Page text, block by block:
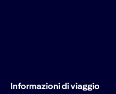
Informazioni di viaggio